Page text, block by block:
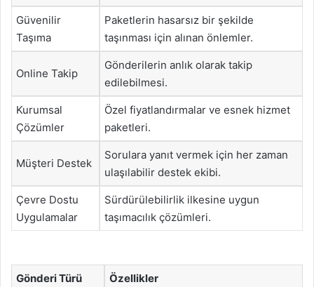
Güvenilir
Taşıma
Paketlerin hasarsız bir şekilde
taşınması için alınan önlemler.
Online Takip
Gönderilerin anlık olarak takip
edilebilmesi.
Kurumsal
Çözümler
Özel fiyatlandırmalar ve esnek hizmet
paketleri.
Müşteri Destek
Sorulara yanıt vermek için her zaman
ulaşılabilir destek ekibi.
Çevre Dostu
Uygulamalar
Sürdürülebilirlik ilkesine uygun
taşımacılık çözümleri.
Gönderi Türü Özellikler